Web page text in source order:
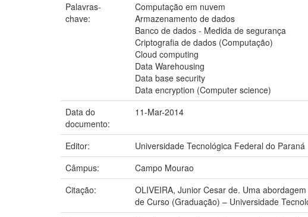
Palavras-
chave:
Computação em nuvem
Armazenamento de dados
Banco de dados - Medida de segurança
Criptografia de dados (Computação)
Cloud computing
Data Warehousing
Data base security
Data encryption (Computer science)
Data do
documento:
11-Mar-2014
Editor:
Universidade Tecnológica Federal do Paraná
Câmpus:
Campo Mourao
Citação:
OLIVEIRA, Junior Cesar de. Uma
de Curso (Graduação) – Universidade